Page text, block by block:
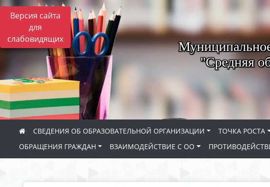
Версия сайта
для
слабовидящих
"Средняя
СВЕДЕНИЯ ОБ ОБРАЗОВАТЕЛЬНОЙ ОРГАНИЗАЦИИ ТОЧКА РОСТА
ОБРАЩЕНИЯ ГРАЖДАН
ВЗАИМОДЕЙСТВИЕ С ОО